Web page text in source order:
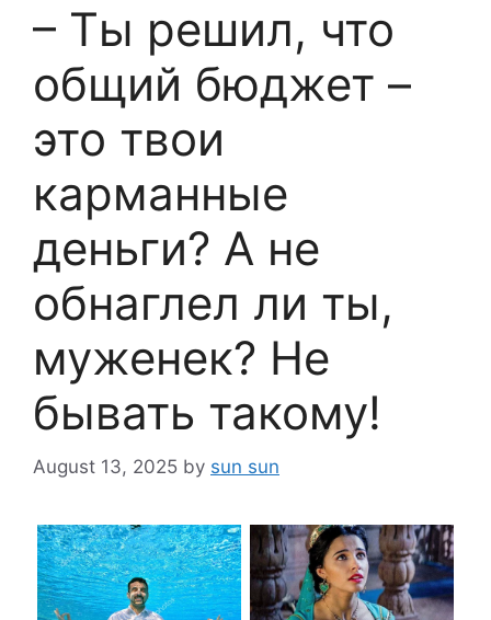
– Ты решил, что
общий бюджет –
это твои
карманные
деньги? А не
обнаглел ли ты,
муженек? Не
бывать такому!
August 13, 2025 by sun sun